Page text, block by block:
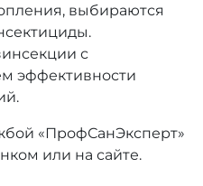
выбираются
с
эффективности
«ПрофСанЭксперт»
или на сайте.